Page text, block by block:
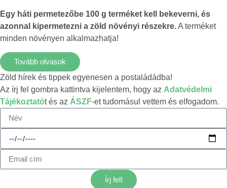
Egy háti permetezőbe 100 g terméket kell bekeverni, és
azonnal kipermetezni a zöld növényi részekre.A terméket
minden növényen alkalmazhatja!
Tovább olvasok
Zöld hírek és tippek egyenesen a postaládádba!
Az írj fel gombra kattintva kijelentem, hogy az Adatvédelmi
Tájékoztatót és az ÁSZF-et tudomásul vettem és elfogadom.
Írj fel!